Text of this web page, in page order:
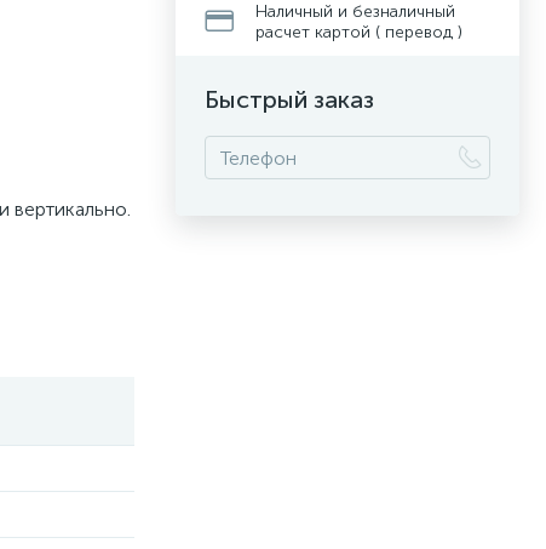
вертикально.
Наличный и безналичный
расчет картой ( перевод )
Быстрый заказ